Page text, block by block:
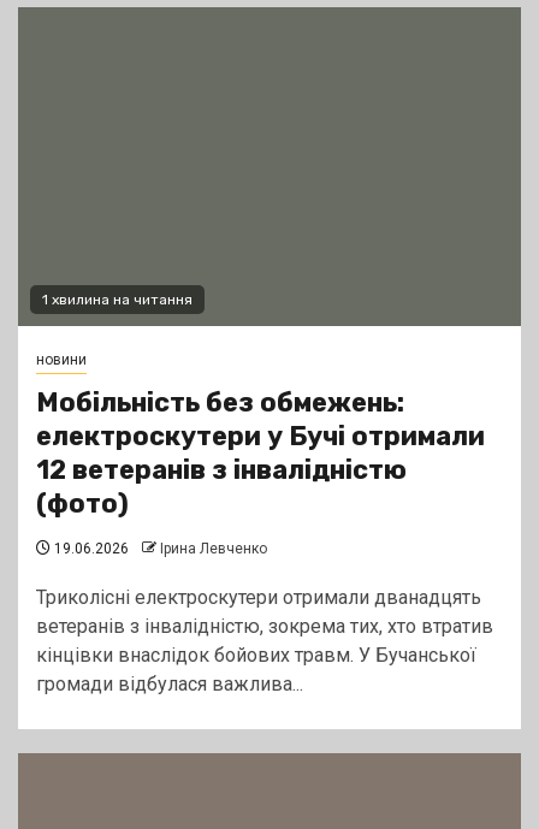
1 хвилина на читання
новини
Мобільність без обмежень:
електроскутери у Бучі отримали
12 ветеранів з інвалідністю
(фото)
19.06.2026 Ірина Левченко
Триколісні електроскутери отримали дванадцять
ветеранів з інвалідністю, зокрема тих, хто втратив
кінцівки внаслідок бойових травм. У Бучанської
громади відбулася важлива...